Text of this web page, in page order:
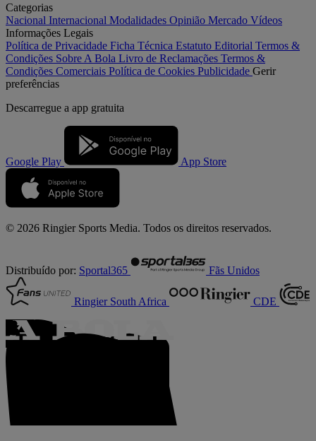
Categorias
Nacional Internacional Modalidades Opinião Mercado Vídeos
Informações Legais
Política de Privacidade Ficha Técnica Estatuto Editorial Termos &
Condições Sobre A Bola Livro de Reclamações Termos &
Condições Comerciais Política de Cookies Publicidade Gerir
preferências
Descarregue a app gratuita
Google Play App Store
© 2026 Ringier Sports Media. Todos os direitos reservados.
Distribuído por: Sportal365 Fãs Unidos
Ringier South Africa CDE